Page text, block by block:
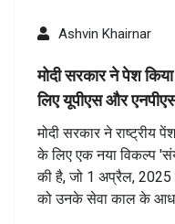
Ashvin Khairnar
मोदी सरकार ने पेश
लिए यूपीएस और
मोदी सरकार ने राष्ट्रीय
के लिए एक नया विकल्प
की है, जो 1 अप्रैल, 2025
को उनके सेवा काल के आधार